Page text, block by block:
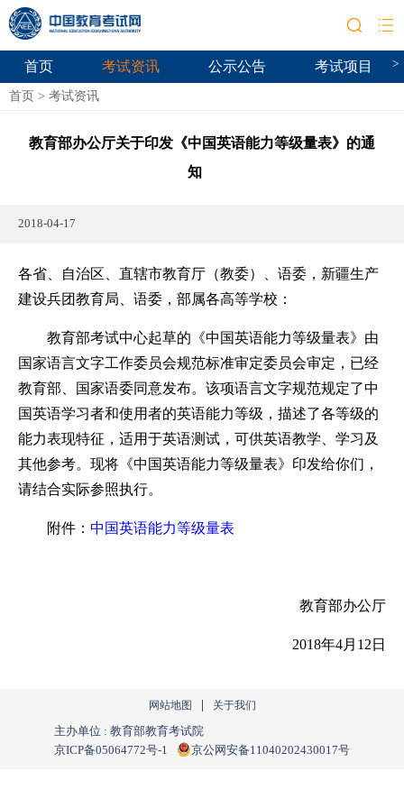
首页 考试资讯 公示公告 考试项目 >
首页 > 考试资讯
教育部办公厅关于印发《中国英语能力等级量表》的通
知
2018-04-17
各省、自治区、直辖市教育厅（教委）、语委，新疆生产
建设兵团教育局、语委，部属各高等学校：
教育部考试中心起草的《中国英语能力等级量表》由
国家语言文字工作委员会规范标准审定委员会审定，已经
教育部、国家语委同意发布。该项语言文字规范规定了中
国英语学习者和使用者的英语能力等级，描述了各等级的
能力表现特征，适用于英语测试，可供英语教学、学习及
其他参考。现将《中国英语能力等级量表》印发给你们，
请结合实际参照执行。
附件： 中国英语能力等级量表
教育部办公厅
2018年4月12日
网站地图 关于我们
主办单位 : 教育部教育考试院
京ICP备05064772号-1
京公网安备11040202430017号